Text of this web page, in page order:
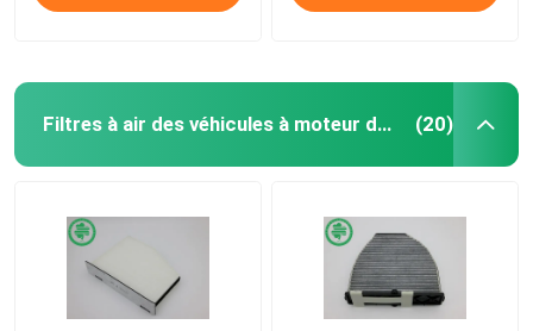
Filtres à air des véhicules à moteur de cabine (20)